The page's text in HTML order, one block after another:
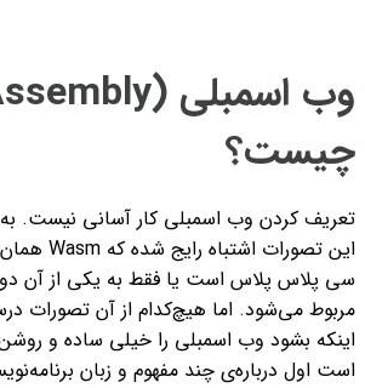
چیست؟
تعریف کردن وب اسمبلی کار آسانی نیست.
این تصورات اشتباه رایج شده که Wasm
سی پلاس پلاس است یا فقط به یکی از آن دو
مربوط می‌شود. اما هیچ‌کدام از آن تصورات
اینکه بشود وب اسمبلی را خیلی ساده و روشن
است اول درباره‌ی چند مفهوم و زبان